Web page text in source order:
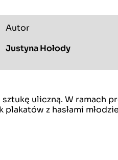
Autor
Justyna Hołody
sztukę uliczną. W ramach
z hasłami